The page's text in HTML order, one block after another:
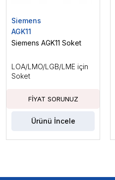
Siemens
AGK11
Siemens AGK11 Soket
LOA/LMO/LGB/LME için
Soket
Ürünü İncele